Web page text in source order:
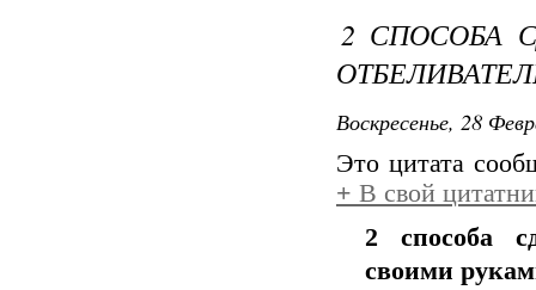
2 СПОСОБА
Воскресенье, 28
Это цитата
+ В свой
2 способа
своими